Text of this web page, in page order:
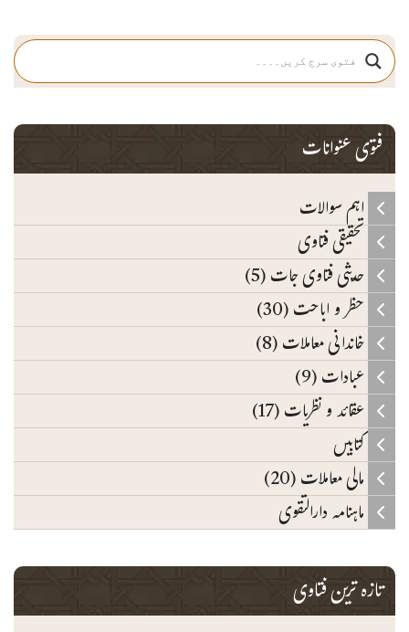
فتوی عنوانات
اہم سوالات
تحقیقی فتاوی
حدیثی فتاوی جات (5)
حظر و اباحت (30)
خاندانی معاملات (8)
عبادات (9)
عقائد و نظریات (17)
کتابیں
مالی معاملات (20)
ماہنامہ دارالتقوی
تازہ ترین فتاوی